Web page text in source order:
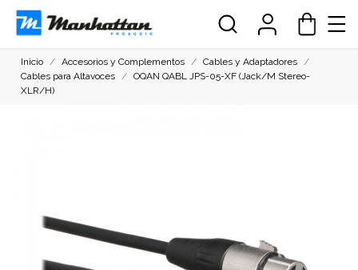
Inicio Accesorios y Complementos
Cables y Adaptadores
Cables para Altavoces
OQAN QABL JPS-05-XF (Jack/M Stereo-
XLR/H)